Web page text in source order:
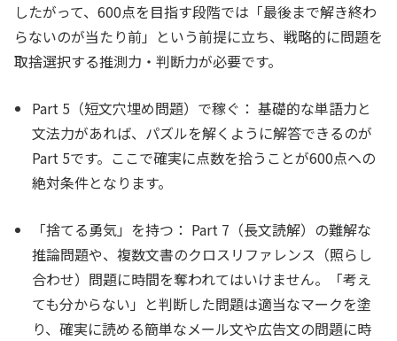
したがって、600点を目指す段階では「最後まで解き終わ
らないのが当たり前」という前提に立ち、戦略的に問題を
取捨選択する推測力・判断力が必要です。
Part 5（短文穴埋め問題）で稼ぐ： 基礎的な単語力と
文法力があれば、パズルを解くように解答できるのが
Part 5です。ここで確実に点数を拾うことが600点への
絶対条件となります。
「捨てる勇気」を持つ： Part 7（長文読解）の難解な
推論問題や、複数文書のクロスリファレンス（照らし
合わせ）問題に時間を奪われてはいけません。「考え
ても分からない」と判断した問題は適当なマークを塗
り、確実に読める簡単なメール文や広告文の問題に時